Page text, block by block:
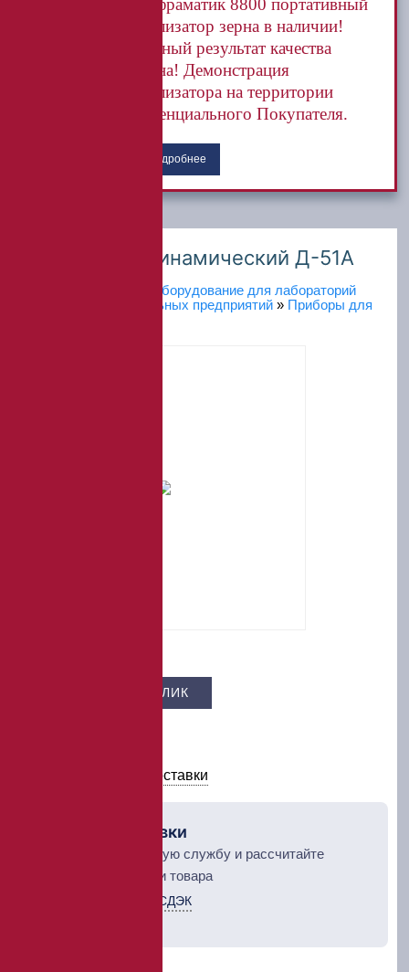
Инфраматик 8800 портативный
анализатор зерна в наличии!
Точный результат качества
зерна! Демонстрация
анализатора на территории
потенциального Покупателя.
Подробнее
Плотномер динамический Д-51А
Оборудование для лабораторий
дорожных и строительных предприятий » Приборы для
КУПИТЬ В 1 КЛИК
Условия оплаты и доставки
Рассчет доставки
Выберите курьерскую службу и рассчитайте
стоимость доставки товара
Курьерская служба СДЭК